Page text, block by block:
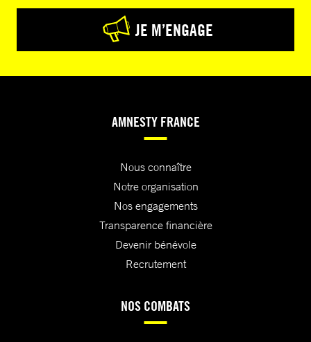
JE M’ENGAGE
AMNESTY FRANCE
Nous connaître
Notre organisation
Nos engagements
Transparence financière
Devenir bénévole
Recrutement
NOS COMBATS